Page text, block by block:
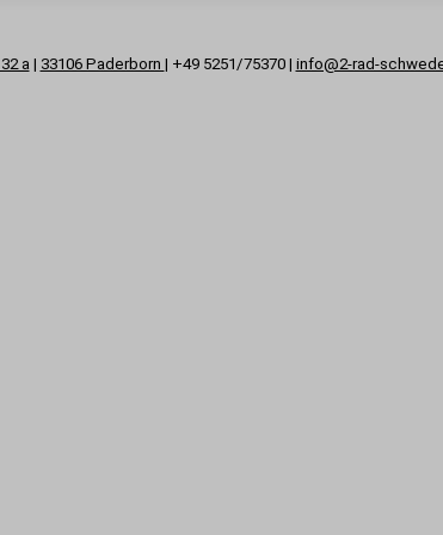
a | 33106 Paderborn | +49 5251/75370 | info@2-rad-